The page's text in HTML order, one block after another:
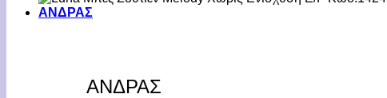
ΑΝΔΡΑΣ
ΑΝΔΡΑΣ